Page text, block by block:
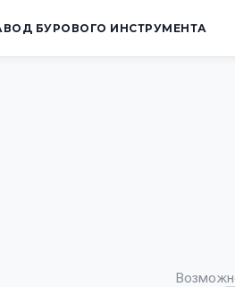
БУРОВОГО ИНСТРУМЕНТА